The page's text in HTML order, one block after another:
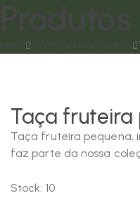
Taça fruteira
Taça fruteira pequena,
faz parte da nossa
Stock: 10